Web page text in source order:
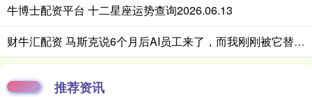
牛博士配资平台 十二星座运势查询2026.06.13
财牛汇配资 马斯克说6个月后AI员工来了，而我刚刚被它替代了一半
推荐资讯